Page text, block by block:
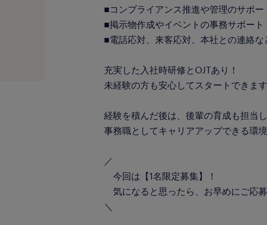
■コンプライアンス推進や管理のサポー
■掲示物作成やイベントの事務サポート
■電話応対、来客応対、本社との連絡な
充実した入社時研修とOJTあり！
未経験の方も安心してスタートできます
経験を積んだ後は、後輩の育成も担当し
事務職としてキャリアアップできる環境
／
今回は【1名限定募集】！
気になると思ったら、お早めにご応
＼